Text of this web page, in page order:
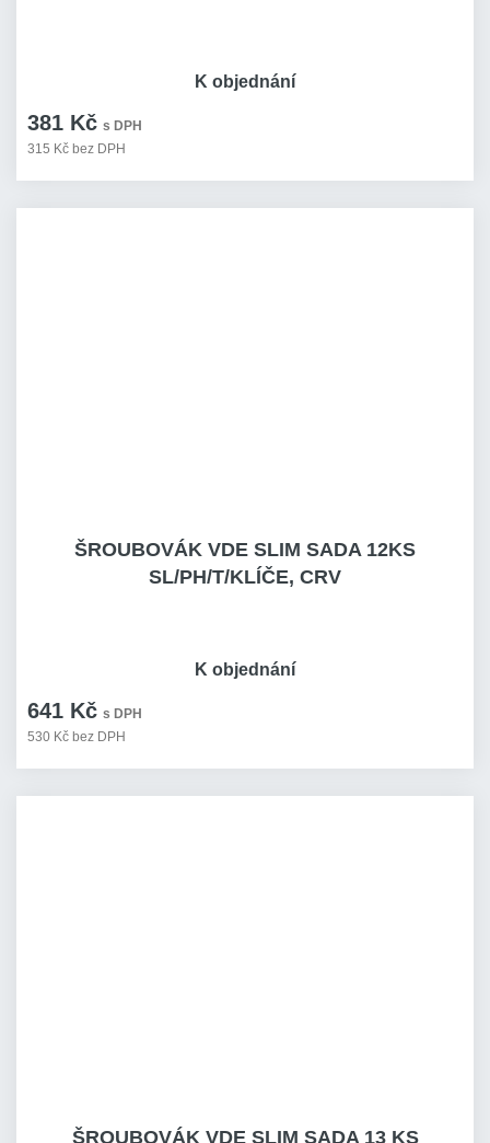
381 Kč s DPH
315 Kč bez DPH
K objednání
ŠROUBOVÁK VDE SLIM SADA 12KS
SL/PH/T/KLÍČE, CRV
641 Kč s DPH
530 Kč bez DPH
K objednání
ŠROUBOVÁK VDE SLIM SADA 13 KS